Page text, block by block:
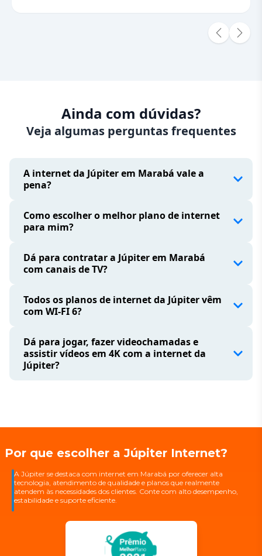
Ainda com dúvidas?
Veja algumas perguntas frequentes
A internet da Júpiter em Marabá vale a
pena?
Como escolher o melhor plano de internet
para mim?
Dá para contratar a Júpiter em Marabá
com canais de TV?
Todos os planos de internet da Júpiter vêm
com WI-FI 6?
Dá para jogar, fazer videochamadas e
assistir vídeos em 4K com a internet da
Júpiter?
Por que escolher a Júpiter Internet?
A Júpiter se destaca com internet em Marabá por oferecer alta
tecnologia, atendimento de qualidade e planos que realmente
atendem às necessidades dos clientes. Conte com alto desempenho,
estabilidade e suporte eficiente.